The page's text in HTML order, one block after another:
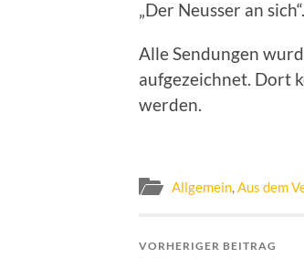
„Der Neusser an sich“.
Alle Sendungen
aufgezeichnet. Dort
werden.
Allgemein,Aus dem
VORHERIGER BEITRAG